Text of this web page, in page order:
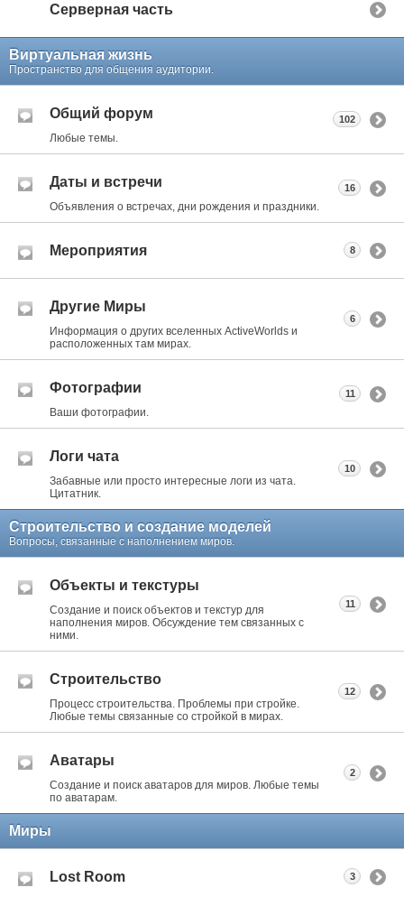
Серверная часть
Виртуальная жизнь
Пространство для общения аудитории.
Общий форум
Любые темы.
102
Даты и встречи
Объявления о встречах, дни рождения и праздники.
16
Мероприятия 8
Другие Миры
Информация о других вселенных ActiveWorlds и
расположенных там мирах.
6
Фотографии
Ваши фотографии.
11
Логи чата
Забавные или просто интересные логи из чата.
Цитатник.
10
Строительство и создание моделей
Вопросы, связанные с наполнением миров.
Объекты и текстуры
Создание и поиск объектов и текстур для
наполнения миров. Обсуждение тем связанных с
ними.
11
Строительство
Процесс строительства. Проблемы при стройке.
Любые темы связанные со стройкой в мирах.
12
Аватары
Создание и поиск аватаров для миров. Любые темы
по аватарам.
2
Миры
Lost Room 3